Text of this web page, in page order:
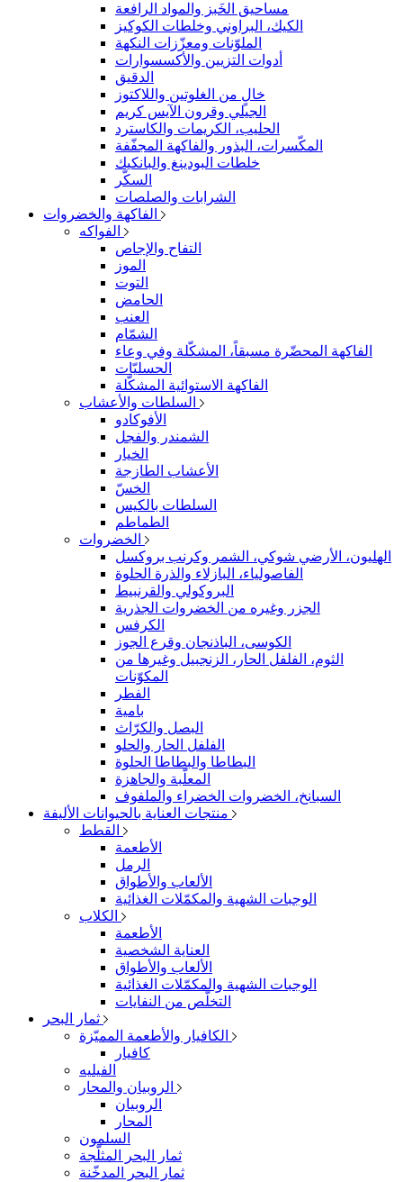
مساحيق الخَبز والمواد الرافعة
الكيك، البراوني وخلطات الكوكيز
الملوّنات ومعزّزات النكهة
أدوات التزيين والأكسسوارات
الدقيق
خالٍ من الغلوتين واللاكتوز
الجيلي وقرون الآيس كريم
الحليب، الكريمات والكاسترد
المكّسرات، البذور والفاكهة المجفّفة
خلطات البودينغ والبانكيك
السكّر
الشرابات والصلصات
التفاح والإجاص
الموز
التوت
الحامض
العنب
الشمّام
الفاكهة المحضّرة مسبقاً، المشكّلة وفي وعاء
الحسليّات
الفاكهة الاستوائية المشكّلة
الأفوكادو
الشمندر والفجل
الخيار
الأعشاب الطازجة
الخسّ
السلطات بالكيس
الطماطم
الهليون، الأرضي شوكي، الشمر وكرنب بروكسل
الفاصولياء، البازلاء والذرة الحلوة
البروكولي والقرنبيط
الجزر وغيره من الخضروات الجذرية
الكرفس
الكوسى، الباذنجان وقرع الجوز
الثوم، الفلفل الحار، الزنجبيل وغيرها من
المكوّنات
الفطر
بامية
البصل والكرّاث
الفلفل الحار والحلو
البطاطا والبطاطا الحلوة
المعلّبة والجاهزة
السبانخ، الخضروات الخضراء والملفوف
الأطعمة
الرمل
الألعاب والأطواق
الوجبات الشهية والمكمّلات الغذائية
الأطعمة
العناية الشخصية
الألعاب والأطواق
الوجبات الشهية والمكمّلات الغذائية
التخلّص من النفايات
كافيار
الفيليه
الروبيان
المحار
السلمون
ثمار البحر المثلّجة
ثمار البحر المدخّنة